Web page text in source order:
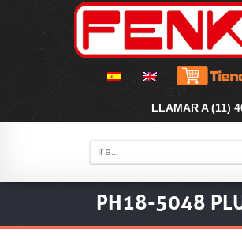
LLAMAR A (11)
PH18-5048